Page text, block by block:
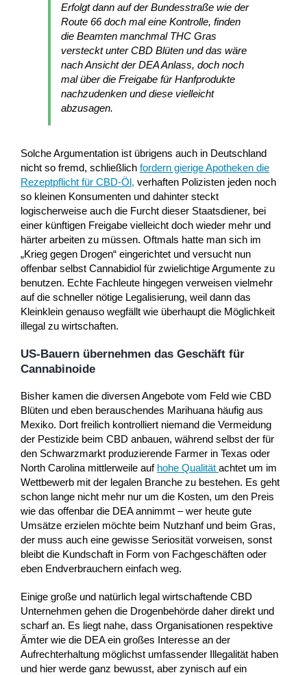
Erfolgt dann auf der Bundesstraße wie der
Route 66 doch mal eine Kontrolle, finden
die Beamten manchmal THC Gras
versteckt unter CBD Blüten und das wäre
nach Ansicht der DEA Anlass, doch noch
mal über die Freigabe für Hanfprodukte
nachzudenken und diese vielleicht
abzusagen.
Solche Argumentation ist übrigens auch in Deutschland
nicht so fremd, schließlich fordern gierige Apotheken die
Rezeptpflicht für CBD-Öl, verhaften Polizisten jeden noch
so kleinen Konsumenten und dahinter steckt
logischerweise auch die Furcht dieser Staatsdiener, bei
einer künftigen Freigabe vielleicht doch wieder mehr und
härter arbeiten zu müssen. Oftmals hatte man sich im
„Krieg gegen Drogen“ eingerichtet und versucht nun
offenbar selbst Cannabidiol für zwielichtige Argumente zu
benutzen. Echte Fachleute hingegen verweisen vielmehr
auf die schneller nötige Legalisierung, weil dann das
Kleinklein genauso wegfällt wie überhaupt die Möglichkeit
illegal zu wirtschaften.
US-Bauern übernehmen das Geschäft für
Cannabinoide
Bisher kamen die diversen Angebote vom Feld wie CBD
Blüten und eben berauschendes Marihuana häufig aus
Mexiko. Dort freilich kontrolliert niemand die Vermeidung
der Pestizide beim CBD anbauen, während selbst der für
den Schwarzmarkt produzierende Farmer in Texas oder
North Carolina mittlerweile auf hohe Qualität achtet um im
Wettbewerb mit der legalen Branche zu bestehen. Es geht
schon lange nicht mehr nur um die Kosten, um den Preis
wie das offenbar die DEA annimmt – wer heute gute
Umsätze erzielen möchte beim Nutzhanf und beim Gras,
der muss auch eine gewisse Seriosität vorweisen, sonst
bleibt die Kundschaft in Form von Fachgeschäften oder
eben Endverbrauchern einfach weg.
Einige große und natürlich legal wirtschaftende CBD
Unternehmen gehen die Drogenbehörde daher direkt und
scharf an. Es liegt nahe, dass Organisationen respektive
Ämter wie die DEA ein großes Interesse an der
Aufrechterhaltung möglichst umfassender Illegalität haben
und hier werde ganz bewusst, aber zynisch auf ein